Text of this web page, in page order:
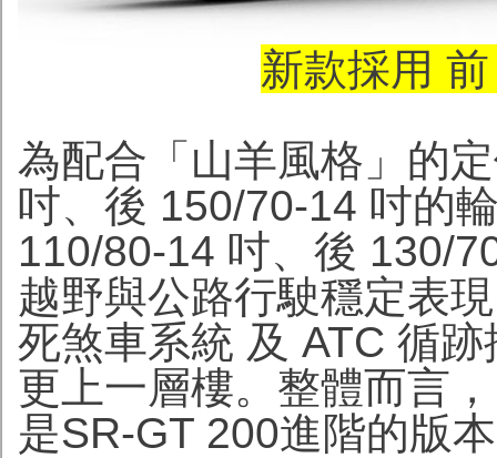
新款採用
為配合「山羊風格」的
吋、後 150/70-14 吋的
110/80-14 吋、後 130/
越野與公路行駛穩定表
死煞車系統 及 ATC 循
更上一層樓。整體而言
是SR-GT 200進階的版